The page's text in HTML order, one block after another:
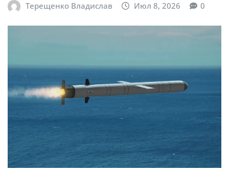
Терещенко Владислав Июл 8, 2026 0